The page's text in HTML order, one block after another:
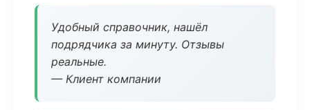
Удобный справочник, нашёл
подрядчика за минуту. Отзывы
реальные.
— Клиент компании